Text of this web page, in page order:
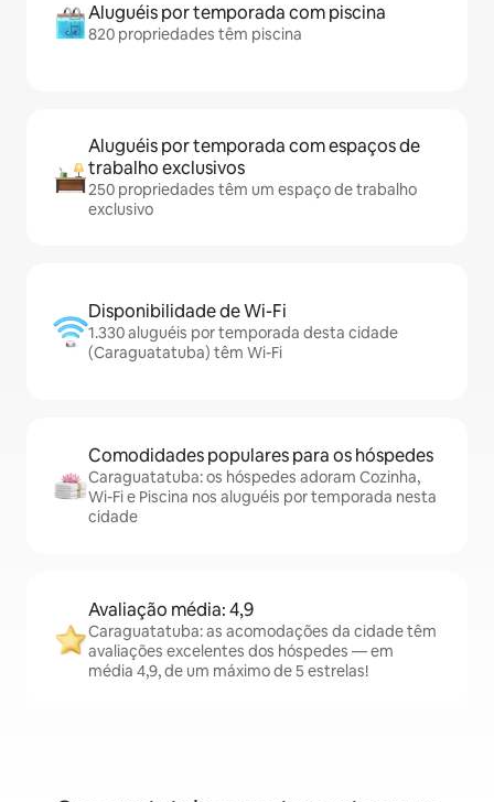
Aluguéis por temporada com piscina
820 propriedades têm piscina
Aluguéis por temporada com espaços de
trabalho exclusivos
250 propriedades têm um espaço de trabalho
exclusivo
Disponibilidade de Wi-Fi
1.330 aluguéis por temporada desta cidade
(Caraguatatuba) têm Wi-Fi
Comodidades populares para os hóspedes
Caraguatatuba: os hóspedes adoram Cozinha,
Wi-Fi e Piscina nos aluguéis por temporada nesta
cidade
Avaliação média: 4,9
Caraguatatuba: as acomodações da cidade têm
avaliações excelentes dos hóspedes — em
média 4,9, de um máximo de 5 estrelas!